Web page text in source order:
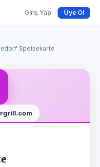
Giriş Yap Üye Ol
Speisekarte